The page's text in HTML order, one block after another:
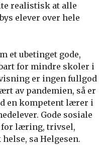
realistisk at alle
elever over hele
et ubetinget gode,
for mindre skoler i
er ingen fullgod
av pandemien, så er
en kompetent lærer i
Gode sosiale
for læring, trivsel,
sa Helgesen.